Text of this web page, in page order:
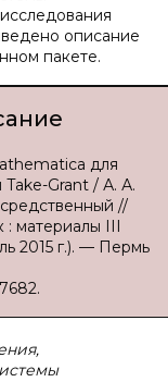
описание
пакете.
для
Grant / А. А.
//
: материалы III
2015 г.). — Пермь